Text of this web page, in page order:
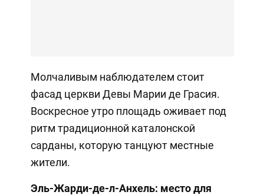
Молчаливым наблюдателем стоит
фасад церкви Девы Марии де Грасия.
Воскресное утро площадь оживает под
ритм традиционной каталонской
сарданы, которую танцуют местные
жители.
Эль-Жарди-де-л-Анхель: место для